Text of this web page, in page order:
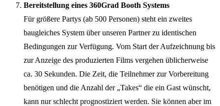
Bereitstellung eines 360Grad Booth Systems
Für größere Partys (ab 500 Personen) steht ein zweites
baugleiches System über unseren Partner zu identischen
Bedingungen zur Verfügung. Vom Start der Aufzeichnung bis
zur Anzeige des produzierten Films vergehen üblicherweise
ca. 30 Sekunden. Die Zeit, die Teilnehmer zur Vorbereitung
benötigen und die Anzahl der „Takes“ die ein Gast wünscht,
kann nur schlecht prognostiziert werden. Sie können aber im